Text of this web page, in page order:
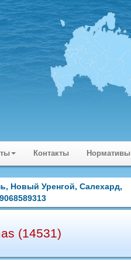
Контакты Нормативы
Новый Уренгой, Салехард,
(14531)